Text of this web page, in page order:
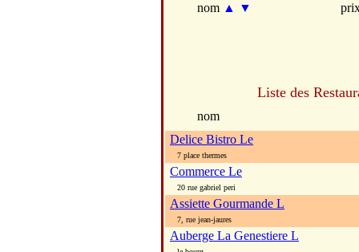
nom ▲ ▼
Liste des
nom
Delice Bistro Le
7 place thermes
Commerce Le
20 rue gabriel peri
Assiette Gourmande L
7, rue jean-jaures
Auberge La Genestiere L